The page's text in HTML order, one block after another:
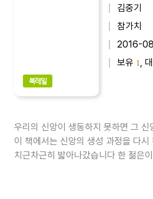
북레일
김중기
참가치
2016-
보유 1 ,
우리의 신앙이 생동하지 못하면 그 신
이 책에서는 신앙의 생성 과정을 다
치근차근히 밟아나갔습니다 한 젊은